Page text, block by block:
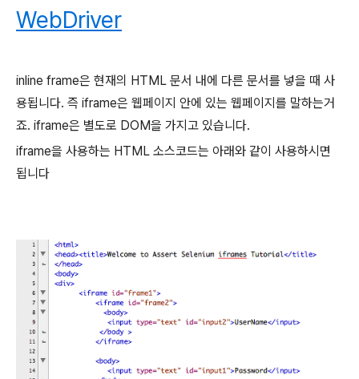
WebDriver
inline frame은 현재의 HTML 문서 내에 다른 문서를 넣을 때 사
용됩니다. 즉 iframe은 웹페이지 안에 있는 웹페이지를 말하는거
죠. iframe은 별도로 DOM을 가지고 있습니다.
iframe을 사용하는 HTML 소스코드는 아래와 같이 사용하시면
됩니다